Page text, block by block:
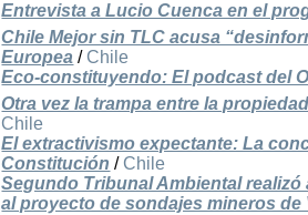
Entrevista a Lucio Cuenca en el
Chile Mejor sin TLC acusa
Europea / Chile
Eco-constituyendo: El podcast del
Otra vez la trampa entre la
Chile
El extractivismo expectante: La
Constitución / Chile
Segundo Tribunal Ambiental
al proyecto de sondajes mineros